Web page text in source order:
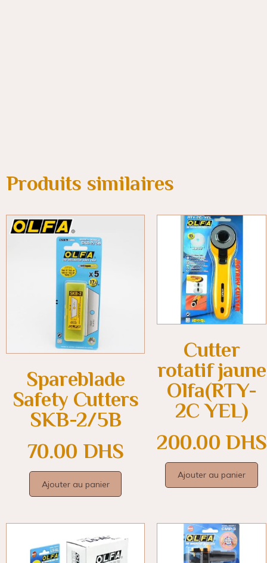
Produits similaires
Spareblade
Safety Cutters
SKB-2/5B
70.00 DHS
Ajouter au panier
Cutter
rotatif jaune
Olfa(RTY-
2C YEL)
200.00 DHS
Ajouter au panier